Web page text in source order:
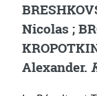
Nicolas ;
Alexander.